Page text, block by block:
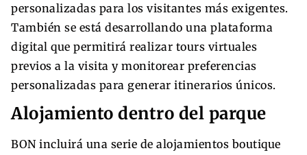
personalizadas para los visitantes más exigentes.
También se está desarrollando una plataforma
digital que permitirá realizar tours virtuales
previos a la visita y monitorear preferencias
personalizadas para generar itinerarios únicos.
Alojamiento dentro del parque
BON incluirá una serie de alojamientos boutique